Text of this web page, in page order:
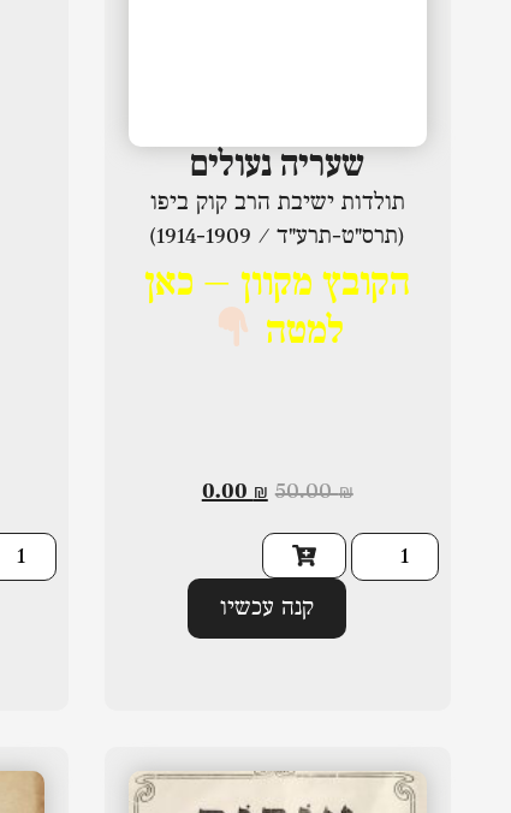
שעריה נעולים
תולדות ישיבת הרב קוק ביפו
(תרס"ט-תרע"ד / 1914-1909)
הקובץ מקוון – כאן
למטה
50.00₪
0.00 ₪
קנה עכשיו